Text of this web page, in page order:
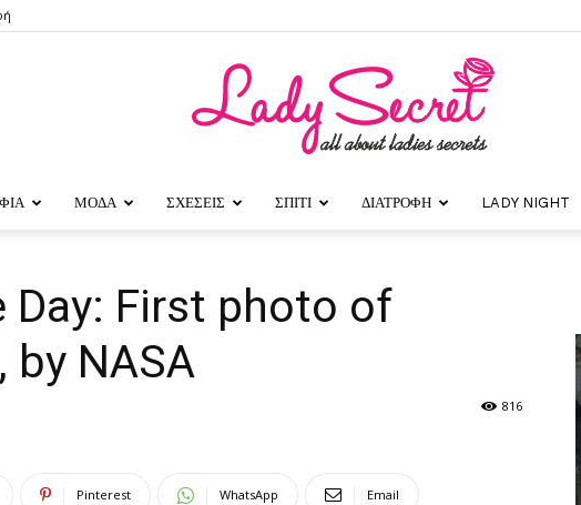
ΜΟΔΑ ΣΧΕΣΕΙΣ ΣΠΙΤΙ ΔΙΑΤΡΟΦΗ LADY NIGHT
First photo of
by NASA
816
Pinterest WhatsApp Email